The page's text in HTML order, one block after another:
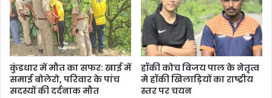
कुंडधार में मौत का सफर: खाई में
समाई बोलेरो, परिवार के पांच
सदस्यों की दर्दनाक मौत
हॉकी कोच विजय पाल के नेतृत्व
मे हॉकी खिलाड़ियों का राष्ट्रीय
स्तर पर चयन